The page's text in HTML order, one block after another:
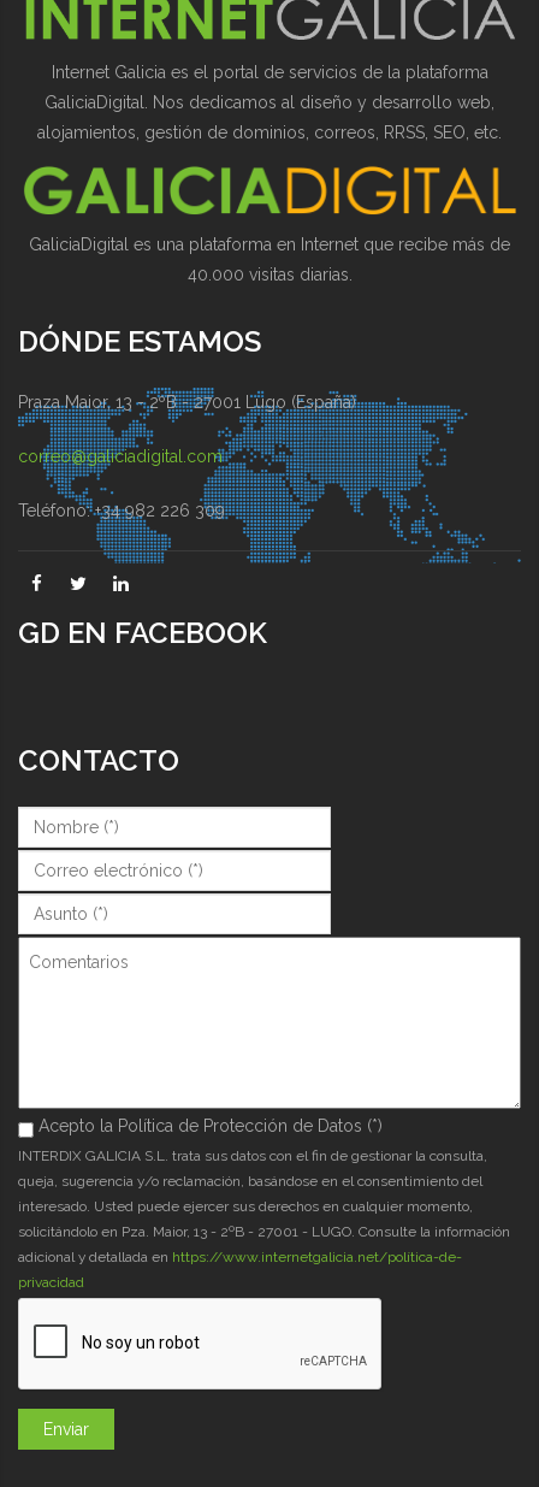
Internet Galicia es el portal de servicios de la plataforma
GaliciaDigital. Nos dedicamos al diseño y desarrollo web,
alojamientos, gestión de dominios, correos, RRSS, SEO, etc.
GaliciaDigital es una plataforma en Internet que recibe más de
40.000 visitas diarias.
DÓNDE ESTAMOS
Praza Maior, 13 - 2ºB - 27001 Lugo (España)
correo@galiciadigital.com
Teléfono: +34 982 226 309
GD EN FACEBOOK
CONTACTO
Nombre (*)*
Correo (*)*
Asunto (*)*
Comentarios
Acepto la Política de Protección de Datos (*)
Acepto la Política de Protección de Datos (*)
INTERDIX GALICIA S.L. trata sus datos con el fin de gestionar la consulta,
queja, sugerencia y/o reclamación, basándose en el consentimiento del
interesado. Usted puede ejercer sus derechos en cualquier momento,
solicitándolo en Pza. Maior, 13 - 2ºB - 27001 - LUGO. Consulte la información
adicional y detallada en https://www.internetgalicia.net/política-de-
privacidad